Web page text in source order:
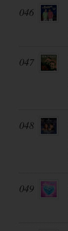
046
047
048
049